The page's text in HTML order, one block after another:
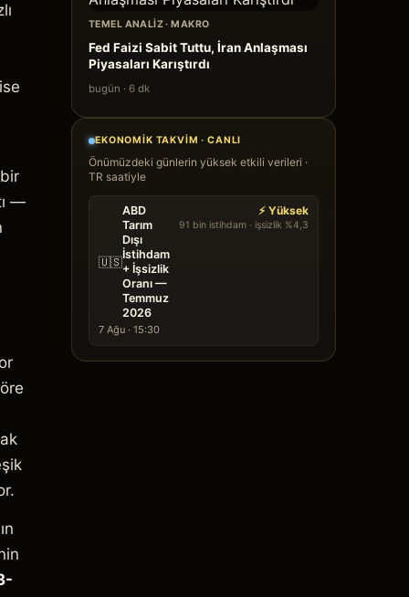
—
TEMEL ANALIZ·MAKRO
Fed Faizi Sabit Tuttu, İran Anlaşması
Piyasaları Karıştırdı
bugün · 6 dk
EKONOMIK TAKVIM · CANLI
Önümüzdeki günlerin yüksek etkili verileri ·
TR saatiyle
🇺🇸
ABD
Tarım
Dışı
İstihdam
+ İşsizlik
Oranı —
Temmuz
2026
7 Ağu · 15:30
⚡ Yüksek
91 bin istihdam · işsizlik %4,3